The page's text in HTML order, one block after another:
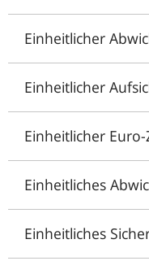
Einheitlicher
Einheitlicher
Einheitlicher
Einheitliches
Einheitliches